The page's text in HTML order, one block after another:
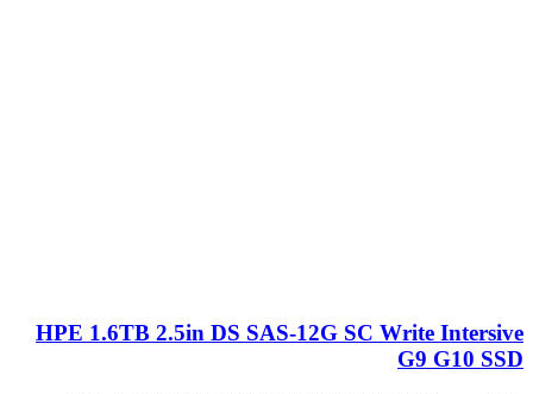
HPE 1.6TB 2.5in DS SAS-12G SC Write Intersive
G9 G10 SSD